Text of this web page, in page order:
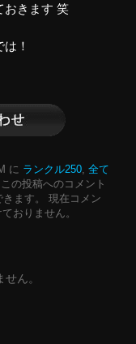
おきます 笑
！
に ランクル250, 全て
の投稿へのコメント
ます。 現在コメン
おりません。
ん。